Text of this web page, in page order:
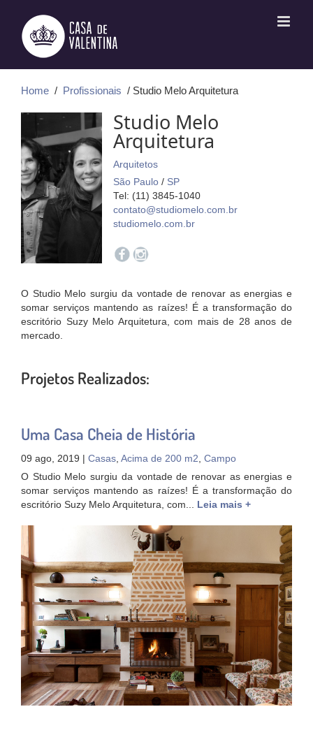
conteúdo
Home / Profissionais / Studio Melo Arquitetura
Studio Melo
Arquitetura
Arquitetos
São Paulo / SP
Tel: (11) 3845-1040
contato@studiomelo.com.br
studiomelo.com.br
O Studio Melo surgiu da vontade de renovar as energias e
somar serviços mantendo as raízes! É a transformação do
escritório Suzy Melo Arquitetura, com mais de 28 anos de
mercado.
Projetos Realizados:
Uma Casa Cheia de História
09 ago, 2019 | Casas, Acima de 200 m2, Campo
O Studio Melo surgiu da vontade de renovar as energias e
somar serviços mantendo as raízes! É a transformação do
escritório Suzy Melo Arquitetura, com... Leia mais +